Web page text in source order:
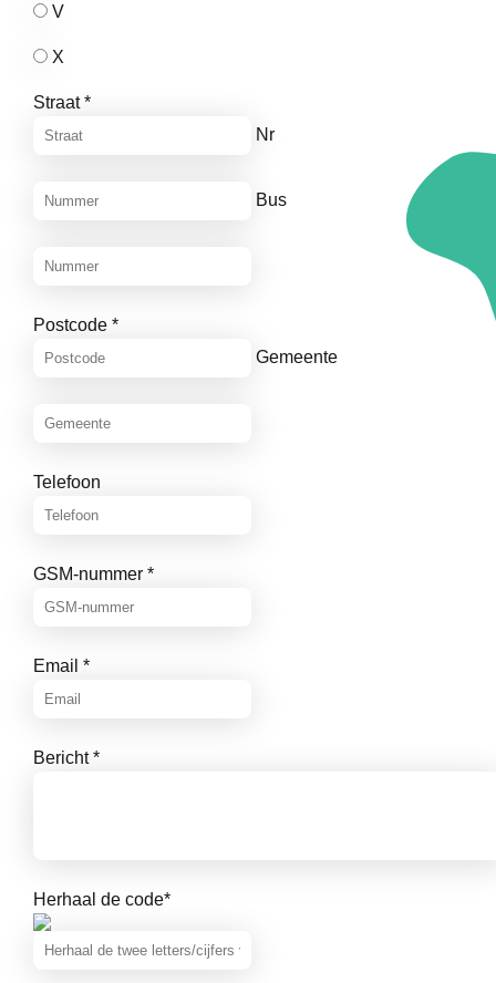
V
X
Straat*
Nr
Bus
Postcode *
Gemeente
Telefoon
GSM-nummer *
Email *
Bericht*
Herhaal de code*